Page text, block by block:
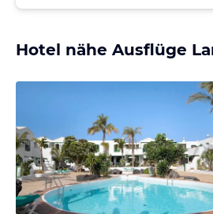
Hotel nähe Ausflüge